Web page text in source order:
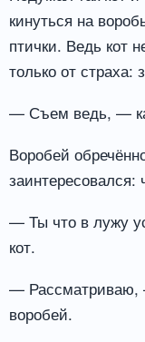
кинуться на
птички. Ведь кот
только от страха:
— Съем ведь, —
Воробей
заинтересовался:
— Ты что в лужу
кот.
— Рассматриваю,
воробей.